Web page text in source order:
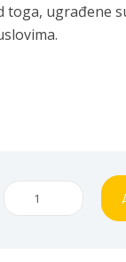
toga, ugrađene
Kaciga
LS2